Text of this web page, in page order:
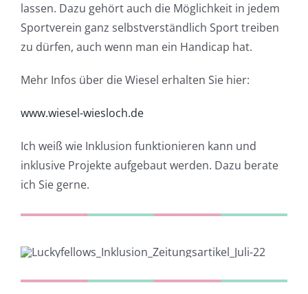
lassen. Dazu gehört auch die Möglichkeit in jedem
Sportverein ganz selbstverständlich Sport treiben
zu dürfen, auch wenn man ein Handicap hat.
Mehr Infos über die Wiesel erhalten Sie hier:
www.wiesel-wiesloch.de
Ich weiß wie Inklusion funktionieren kann und
inklusive Projekte aufgebaut werden. Dazu berate
ich Sie gerne.